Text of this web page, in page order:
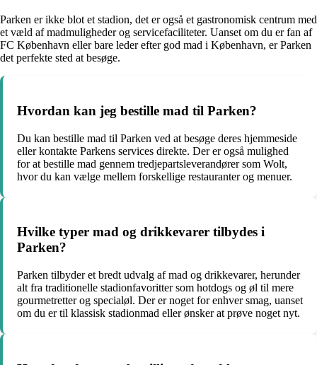
Parken er ikke blot et stadion, det er også et gastronomisk centrum med
et væld af madmuligheder og servicefaciliteter. Uanset om du er fan af
FC København eller bare leder efter god mad i København, er Parken
det perfekte sted at besøge.
Hvordan kan jeg bestille mad til Parken?
Du kan bestille mad til Parken ved at besøge deres hjemmeside
eller kontakte Parkens services direkte. Der er også mulighed
for at bestille mad gennem tredjepartsleverandører som Wolt,
hvor du kan vælge mellem forskellige restauranter og menuer.
Hvilke typer mad og drikkevarer tilbydes i
Parken?
Parken tilbyder et bredt udvalg af mad og drikkevarer, herunder
alt fra traditionelle stadionfavoritter som hotdogs og øl til mere
gourmetretter og specialøl. Der er noget for enhver smag, uanset
om du er til klassisk stadionmad eller ønsker at prøve noget nyt.